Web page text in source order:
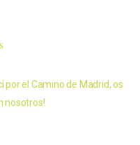
por el Camino de Madrid, os
nosotros!